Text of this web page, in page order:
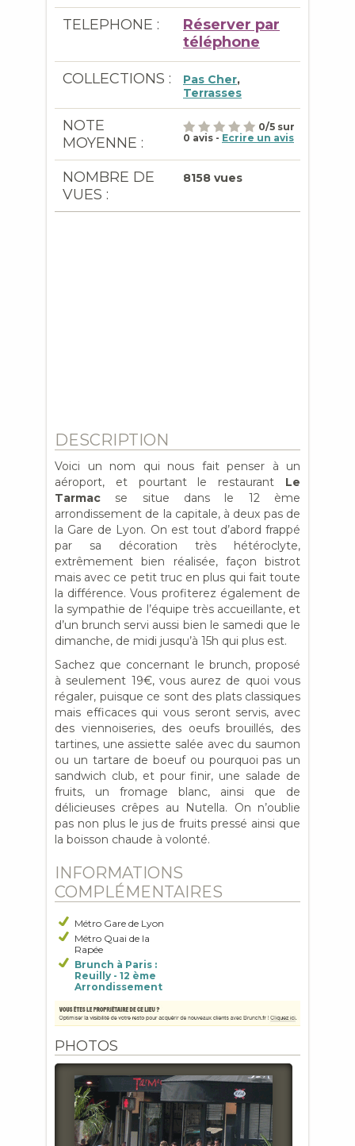
TELEPHONE :
Réserver par
téléphone
COLLECTIONS : Pas Cher,
Terrasses
NOTE
MOYENNE :
0/5 sur
0 avis - Ecrire un avis
NOMBRE DE
VUES :
8158 vues
DESCRIPTION
Voici un nom qui nous fait penser à un
aéroport, et pourtant le restaurant Le
Tarmac se situe dans le 12 ème
arrondissement de la capitale, à deux pas de
la Gare de Lyon. On est tout d’abord frappé
par sa décoration très hétéroclyte,
extrêmement bien réalisée, façon bistrot
mais avec ce petit truc en plus qui fait toute
la différence. Vous profiterez également de
la sympathie de l’équipe très accueillante, et
d’un brunch servi aussi bien le samedi que le
dimanche, de midi jusqu’à 15h qui plus est.
Sachez que concernant le brunch, proposé
à seulement 19€, vous aurez de quoi vous
régaler, puisque ce sont des plats classiques
mais efficaces qui vous seront servis, avec
des viennoiseries, des oeufs brouillés, des
tartines, une assiette salée avec du saumon
ou un tartare de boeuf ou pourquoi pas un
sandwich club, et pour finir, une salade de
fruits, un fromage blanc, ainsi que de
délicieuses crêpes au Nutella. On n’oublie
pas non plus le jus de fruits pressé ainsi que
la boisson chaude à volonté.
INFORMATIONS
COMPLÉMENTAIRES
Métro Gare de Lyon
Métro Quai de la
Rapée
Brunch à Paris :
Reuilly - 12 ème
Arrondissement
PHOTOS